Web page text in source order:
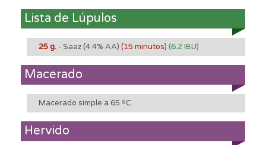
Lista de Lúpulos
25 g. - Saaz (4.4% AA) (15 minutos) (6.2 IBU)
Macerado
Macerado simple a 65 ºC
Hervido